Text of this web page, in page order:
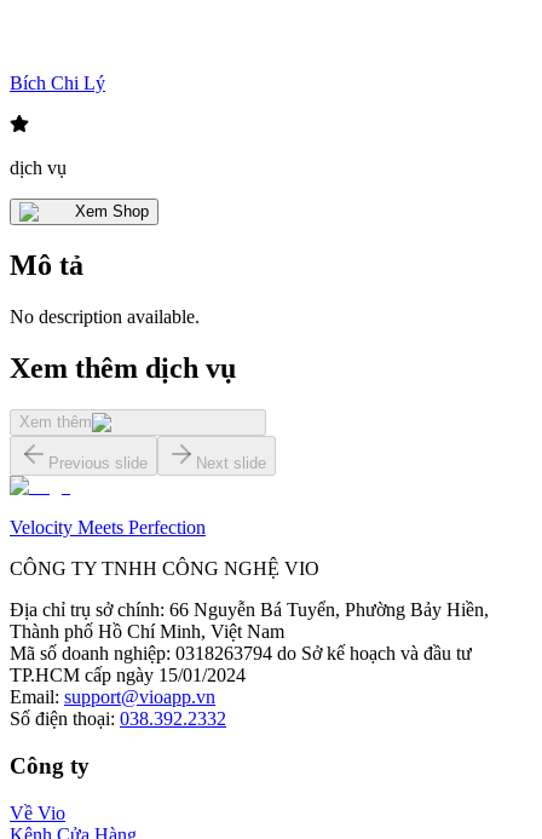
Bích Chi Lý
dịch vụ
Xem Shop
Mô tả
No description available.
Xem thêm dịch vụ
Xem thêm
Previous slide Next slide
Velocity Meets Perfection
CÔNG TY TNHH CÔNG NGHỆ VIO
Địa chỉ trụ sở chính: 66 Nguyễn Bá Tuyển, Phường Bảy Hiền,
Thành phố Hồ Chí Minh, Việt Nam
Mã số doanh nghiệp: 0318263794 do Sở kế hoạch và đầu tư
TP.HCM cấp ngày 15/01/2024
Email: support@vioapp.vn
Số điện thoại: 038.392.2332
Công ty
Về Vio
Kênh Cửa Hàng